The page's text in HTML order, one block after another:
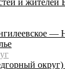
—
округ)